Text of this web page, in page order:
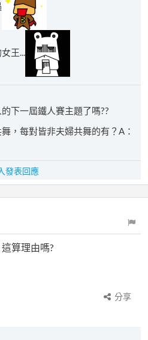
王...
下一屆鐵人賽主題了嗎??
，每對皆非夫婦共舞的有？A：
發表回應
算理由嗎?
分享